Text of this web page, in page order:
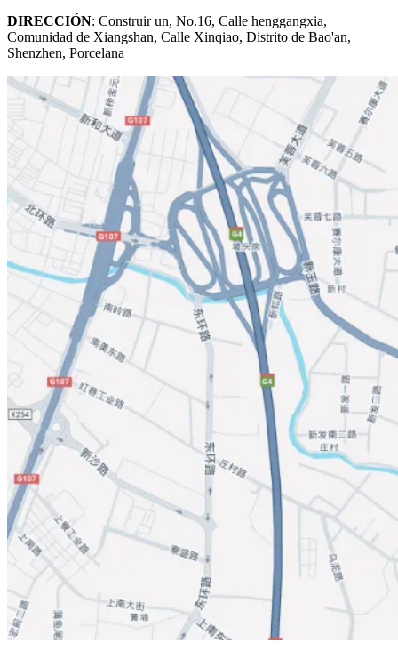
DIRECCIÓN: Construir un, No.16, Calle henggangxia,
Comunidad de Xiangshan, Calle Xinqiao, Distrito de Bao'an,
Shenzhen, Porcelana